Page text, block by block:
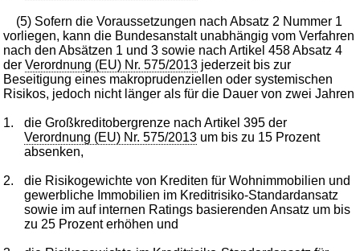
(5) Sofern die Voraussetzungen nach Absatz 2 Nummer 1
vorliegen, kann die Bundesanstalt unabhängig vom Verfahren
nach den Absätzen 1 und 3 sowie nach Artikel 458 Absatz 4
derVerordnung (EU) Nr. 575/2013 jederzeit bis zur
Beseitigung eines makroprudenziellen oder systemischen
Risikos, jedoch nicht länger als für die Dauer von zwei Jahren
1.
die Großkreditobergrenze nach Artikel 395 der
Verordnung (EU) Nr. 575/2013 um bis zu 15 Prozent
absenken,
2.
die Risikogewichte von Krediten für Wohnimmobilien und
gewerbliche Immobilien im Kreditrisiko-Standardansatz
sowie im auf internen Ratings basierenden Ansatz um bis
zu 25 Prozent erhöhen und